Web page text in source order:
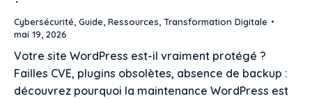
Cybersécurité, Guide, Ressources, Transformation Digitale
mai 19, 2026
Votre site WordPress est-il vraiment protégé ?
Failles CVE, plugins obsolètes, absence de backup :
découvrez pourquoi la maintenance WordPress est